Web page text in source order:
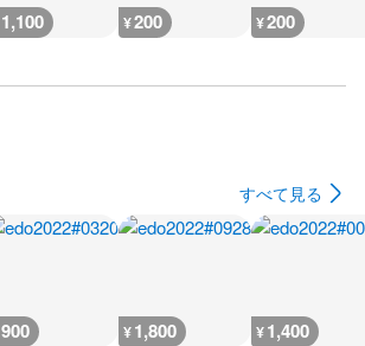
1,100 ¥200 ¥200
すべて見る
900 ¥1,800 ¥1,400